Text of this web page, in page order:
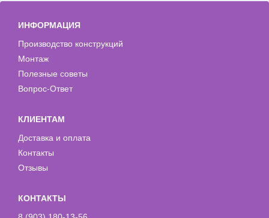
ИНФОРМАЦИЯ
Производство конструкций
Монтаж
Полезные советы
Вопрос-Ответ
КЛИЕНТАМ
Доставка и оплата
Контакты
Отзывы
КОНТАКТЫ